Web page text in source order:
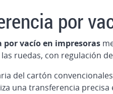
por
por vacío en impresoras
ruedas, con regulación
del cartón
una transferencia precisa